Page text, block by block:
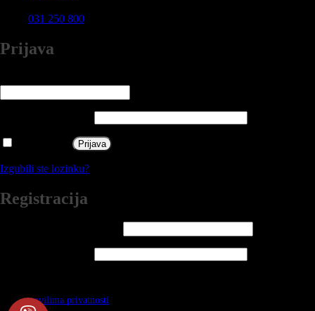
031 250 800
Prijava
Prijava
Izgubili ste lozinku?
Registracija
našimpravilima privatnosti